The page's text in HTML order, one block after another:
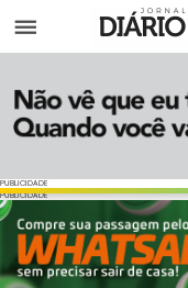
Menu
PUBLICIDADE
PUBLICIDADE